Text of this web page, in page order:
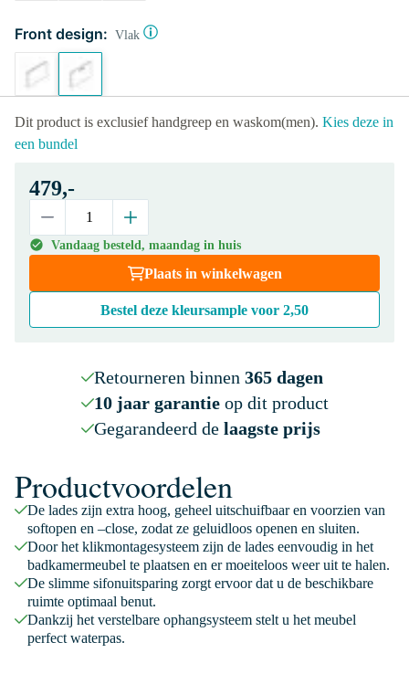
Front design: Vlak
Dit product is exclusief handgreep en waskom(men). Kies deze in
een bundel
479,-
Vandaag besteld, maandag in huis
Plaats in winkelwagen
Bestel deze kleursample voor 2,50
Retourneren binnen 365 dagen
10 jaar garantieop dit product
Gegarandeerd de laagste prijs
Productvoordelen
De lades zijn extra hoog, geheel uitschuifbaar en voorzien van
softopen en –close, zodat ze geluidloos openen en sluiten.
Door het klikmontagesysteem zijn de lades eenvoudig in het
badkamermeubel te plaatsen en er moeiteloos weer uit te halen.
De slimme sifonuitsparing zorgt ervoor dat u de beschikbare
ruimte optimaal benut.
Dankzij het verstelbare ophangsysteem stelt u het meubel
perfect waterpas.